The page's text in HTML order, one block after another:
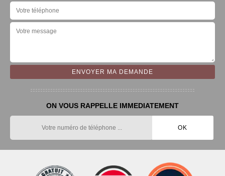
ON VOUS RAPPELLE IMMEDIATEMENT